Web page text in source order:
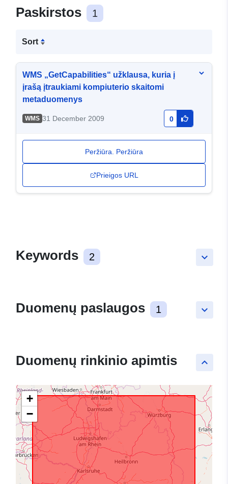
Paskirstos 1
Sort
WMS „GetCapabilities“ užklausa, kuria į
įrašą įtraukiami kompiuterio skaitomi
metaduomenys
WMS 31 December 2009 0
Peržiūra. Peržiūra
Prieigos URL
keyboard_arrow_down
Keywords 2
keyboard_arrow_down
Duomenų paslaugos 1
keyboard_arrow_up
Duomenų rinkinio apimtis
+
−